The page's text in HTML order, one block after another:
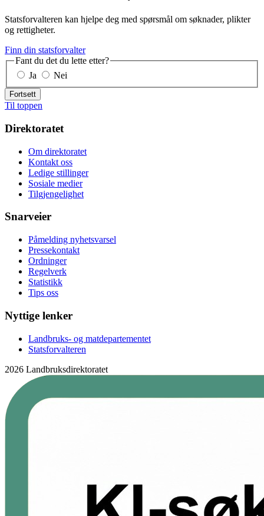
Statsforvalteren kan hjelpe deg med spørsmål om søknader, plikter
og rettigheter.
Finn din statsforvalter
Fant du det du lette etter?
Ja
Nei
Fortsett
Til toppen
Direktoratet
Om direktoratet
Kontakt oss
Ledige stillinger
Sosiale medier
Tilgjengelighet
Snarveier
Påmelding nyhetsvarsel
Pressekontakt
Ordninger
Regelverk
Statistikk
Tips oss
Nyttige lenker
Landbruks- og matdepartementet
Statsforvalteren
2026 Landbruksdirektoratet